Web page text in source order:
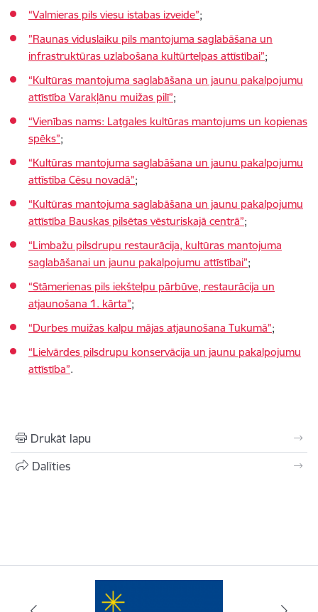
“Valmieras pils viesu istabas izveide”;
”Raunas viduslaiku pils mantojuma saglabāšana un
infrastruktūras uzlabošana kultūrtelpas attīstībai”;
“Kultūras mantojuma saglabāšana un jaunu pakalpojumu
attīstība Varakļānu muižas pilī”;
“Vienības nams: Latgales kultūras mantojums un kopienas
spēks”;
“Kultūras mantojuma saglabāšana un jaunu pakalpojumu
attīstība Cēsu novadā”;
“Kultūras mantojuma saglabāšana un jaunu pakalpojumu
attīstība Bauskas pilsētas vēsturiskajā centrā”;
“Limbažu pilsdrupu restaurācija, kultūras mantojuma
saglabāšanai un jaunu pakalpojumu attīstībai”;
“Stāmerienas pils iekštelpu pārbūve, restaurācija un
atjaunošana 1. kārta”;
“Durbes muižas kalpu mājas atjaunošana Tukumā”;
“Lielvārdes pilsdrupu konservācija un jaunu pakalpojumu
attīstība”.
Drukāt lapu
Dalīties